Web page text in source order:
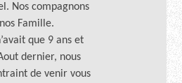
Nos compagnons
Famille.
que 9 ans et
dernier, nous
de venir vous